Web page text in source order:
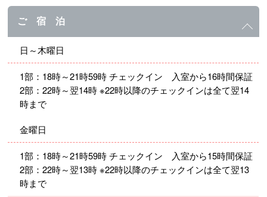
ご 宿 泊
日～木曜日
1部：18時～21時59時 チェックイン 入室から16時間保証
2部：22時～翌14時 ※22時以降のチェックインは全て翌14
時まで
金曜日
1部：18時～21時59時 チェックイン 入室から15時間保証
2部：22時～翌13時 ※22時以降のチェックインは全て翌13
時まで